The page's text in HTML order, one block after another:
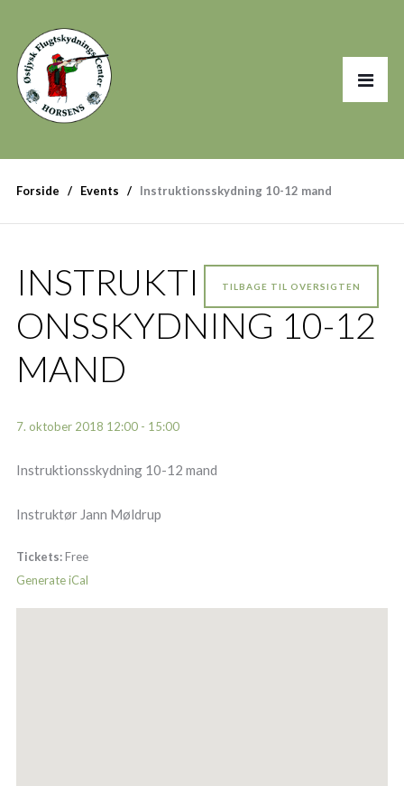
Forside Events Instruktionsskydning 10-12 mand
TILBAGE TIL OVERSIGTEN
INSTRUKTI
ONSSKYDNING 10-12
MAND
7. oktober 2018 12:00 - 15:00
Instruktionsskydning 10-12 mand
Instruktør Jann Møldrup
Tickets:Free
Generate iCal